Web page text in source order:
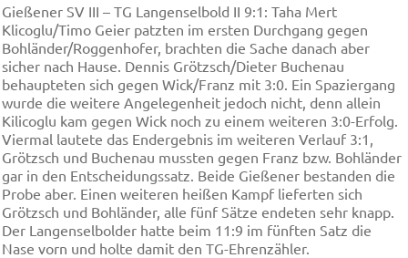
Gießener SV III – TG Langenselbold II 9:1: Taha Mert
Klicoglu/Timo Geier patzten im ersten Durchgang gegen
Bohländer/Roggenhofer, brachten die Sache danach aber
sicher nach Hause. Dennis Grötzsch/Dieter Buchenau
behaupteten sich gegen Wick/Franz mit 3:0. Ein Spaziergang
wurde die weitere Angelegenheit jedoch nicht, denn allein
Kilicoglu kam gegen Wick noch zu einem weiteren 3:0-Erfolg.
Viermal lautete das Endergebnis im weiteren Verlauf 3:1,
Grötzsch und Buchenau mussten gegen Franz bzw. Bohländer
gar in den Entscheidungssatz. Beide Gießener bestanden die
Probe aber. Einen weiteren heißen Kampf lieferten sich
Grötzsch und Bohländer, alle fünf Sätze endeten sehr knapp.
Der Langenselbolder hatte beim 11:9 im fünften Satz die
Nase vorn und holte damit den TG-Ehrenzähler.